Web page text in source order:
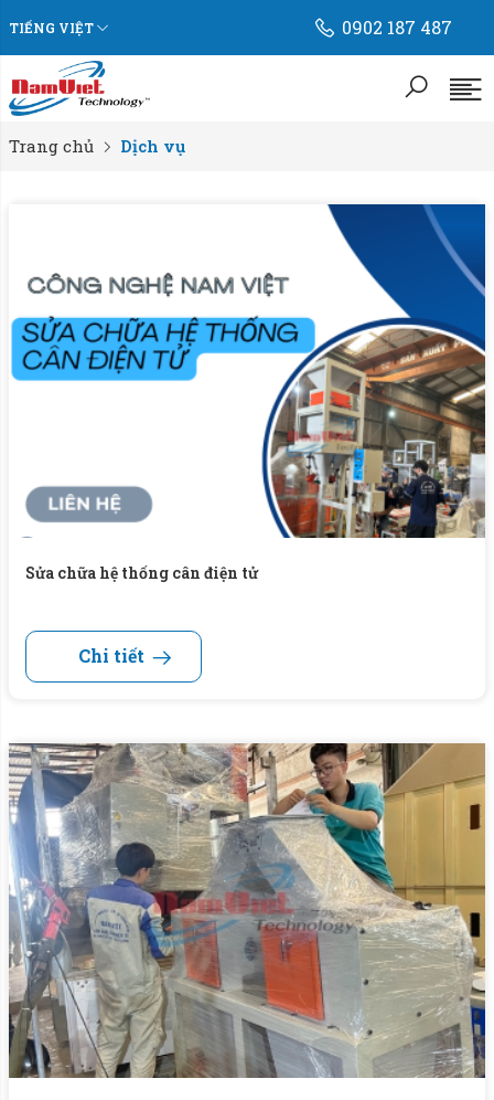
TIẾNG VIỆT 0902 187 487
Trang chủ Dịch vụ
Sửa chữa hệ thống cân điện tử
Chi tiết